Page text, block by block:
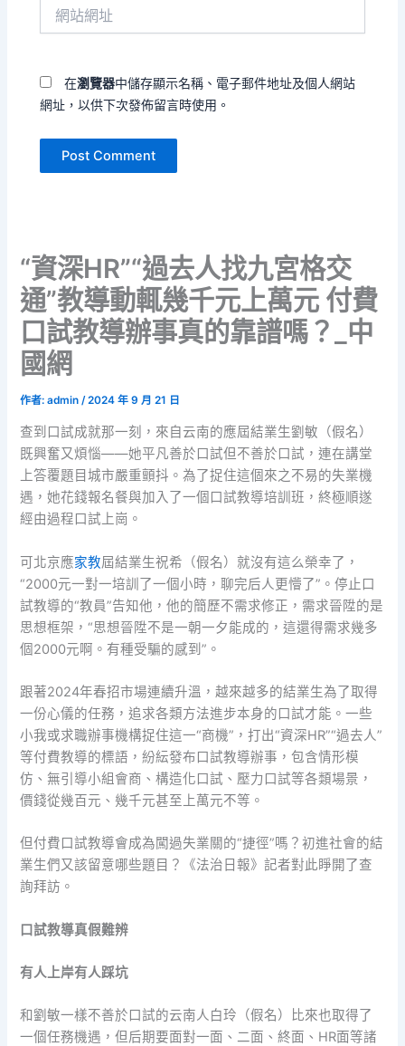
在瀏覽器中儲存顯示名稱、電子郵件地址及個人網站
網址，以供下次發佈留言時使用。
“資深HR”“過去人找九宮格交
通”教導動輒幾千元上萬元 付費
口試教導辦事真的靠譜嗎？_中
國網
作者:admin /2024 年 9 月 21 日
查到口試成就那一刻，來自云南的應屆結業生劉敏（假名）
既興奮又煩惱——她平凡善於口試但不善於口試，連在講堂
上答覆題目城市嚴重顫抖。為了捉住這個來之不易的失業機
遇，她花錢報名餐與加入了一個口試教導培訓班，終極順遂
經由過程口試上崗。
可北京應家教屆結業生祝希（假名）就沒有這么榮幸了，
“2000元一對一培訓了一個小時，聊完后人更懵了”。停止口
試教導的“教員”告知他，他的簡歷不需求修正，需求晉陞的是
思想框架，“思想晉陞不是一朝一夕能成的，這還得需求幾多
個2000元啊。有種受騙的感到”。
跟著2024年春招市場連續升溫，越來越多的結業生為了取得
一份心儀的任務，追求各類方法進步本身的口試才能。一些
小我或求職辦事機構捉住這一“商機”，打出“資深HR”“過去人”
等付費教導的標語，紛紜發布口試教導辦事，包含情形模
仿、無引導小組會商、構造化口試、壓力口試等各類場景，
價錢從幾百元、幾千元甚至上萬元不等。
但付費口試教導會成為闖過失業關的“捷徑”嗎？初進社會的結
業生們又該留意哪些題目？《法治日報》記者對此睜開了查
詢拜訪。
口試教導真假難辨
有人上岸有人踩坑
和劉敏一樣不善於口試的云南人白玲（假名）比來也取得了
一個任務機遇，但后期要面對一面、二面、終面、HR面等諸